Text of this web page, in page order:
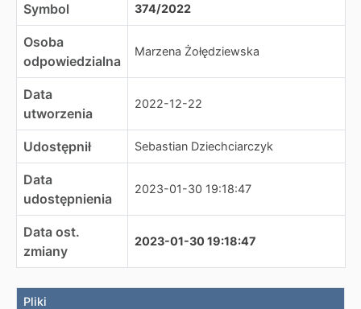
Symbol 374/2022
Osoba
odpowiedzialna
Marzena Żołędziewska
Data
utworzenia
2022-12-22
Udostępnił Sebastian Dziechciarczyk
Data
udostępnienia
2023-01-30 19:18:47
Data ost.
zmiany
2023-01-30 19:18:47
Pliki